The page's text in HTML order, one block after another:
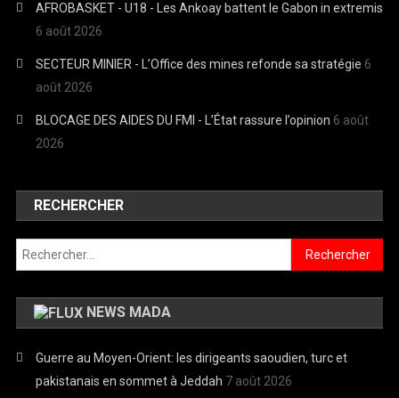
AFROBASKET - U18 - Les Ankoay battent le Gabon in extremis
6 août 2026
SECTEUR MINIER - L’Office des mines refonde sa stratégie 6
août 2026
BLOCAGE DES AIDES DU FMI - L’État rassure l’opinion 6 août
2026
RECHERCHER
Rechercher :
NEWS MADA
Guerre au Moyen-Orient: les dirigeants saoudien, turc et
pakistanais en sommet à Jeddah 7 août 2026